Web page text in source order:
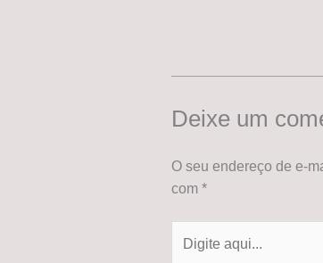
Deixe um
O seu endereço de e-
com *
aqui...